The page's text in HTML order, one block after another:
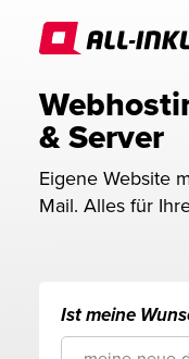
& Server
Eigene Website
Mail. Alles für
Ist meine